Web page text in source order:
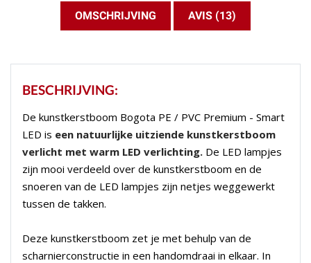
OMSCHRIJVING AVIS (13)
BESCHRIJVING:
De kunstkerstboom Bogota PE / PVC Premium - Smart
LED is een natuurlijke uitziende kunstkerstboom
verlicht met warm LED verlichting. De LED lampjes
zijn mooi verdeeld over de kunstkerstboom en de
snoeren van de LED lampjes zijn netjes weggewerkt
tussen de takken.
Deze kunstkerstboom zet je met behulp van de
scharnierconstructie in een handomdraai in elkaar. In